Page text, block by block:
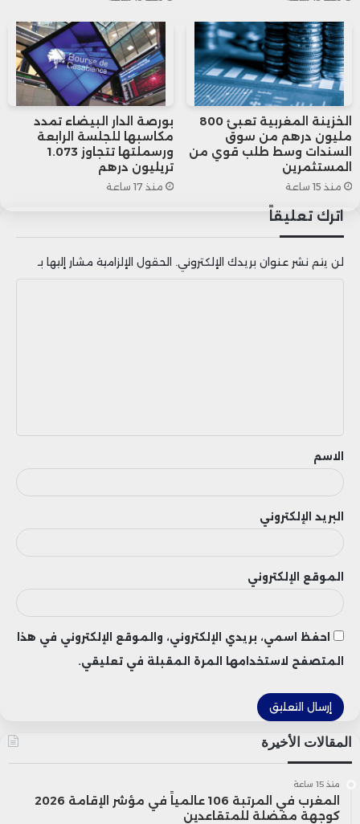
الخزينة المغربية تعبئ 800
مليون درهم من سوق
السندات وسط طلب قوي من
المستثمرين
منذ 15 ساعة
بورصة الدار البيضاء تمدد
مكاسبها للجلسة الرابعة
ورسملتها تتجاوز 1.073
تريليون درهم
منذ 17 ساعة
اترك تعليقاً
لن يتم نشر عنوان بريدك الإلكتروني. الحقول الإلزامية مشار إليها بـ
ق
الاسم
البريد الإلكتروني
الموقع الإلكتروني
احفظ اسمي، بريدي الإلكتروني، والموقع الإلكتروني في هذا
المتصفح لاستخدامها المرة المقبلة في تعليقي.
المقالات الأخيرة
منذ 15 ساعة
المغرب في المرتبة 106 عالمياً في مؤشر الإقامة 2026
كوجهة مفضلة للمتقاعدين